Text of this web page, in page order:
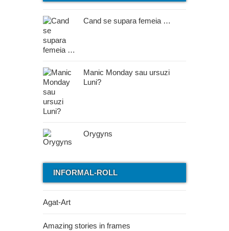
Cand se supara femeia …
Manic Monday sau ursuzi
Luni?
Orygyns
INFORMAL-ROLL
Agat-Art
Amazing stories in frames